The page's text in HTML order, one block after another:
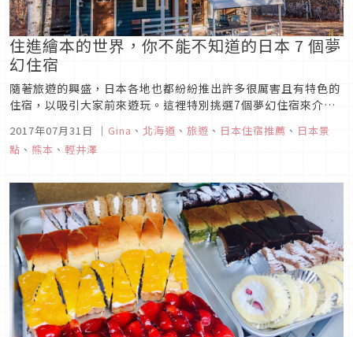
住進繪本的世界，你不能不知道的日本 7 個夢
幻住宿
隨著旅遊的興盛，日本各地也都紛紛推出許多很厲害且有特色的
住宿，以吸引大家前來遊玩。這裡特別挑選7個夢幻住宿來介紹
2017年07月31日 ｜ Gina 、 北海道 、 旅遊 、 日本住宿推薦 、 日本景
點 、 熊本 、 輕井澤